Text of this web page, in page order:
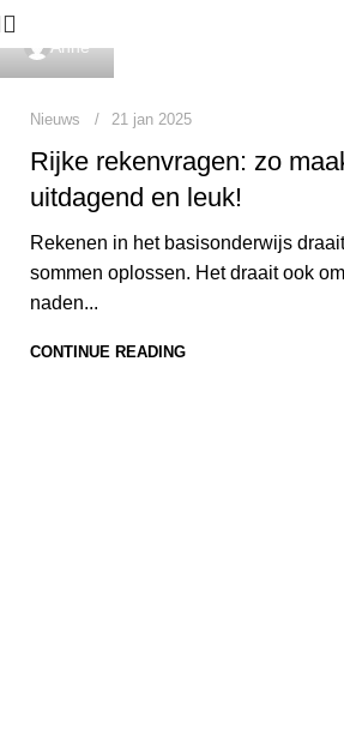
Anne
Nieuws 21 jan 2025
Rijke rekenvragen: zo
uitdagend en leuk!
Rekenen in het basisonderwijs
sommen oplossen. Het draait ook
naden...
CONTINUE READING